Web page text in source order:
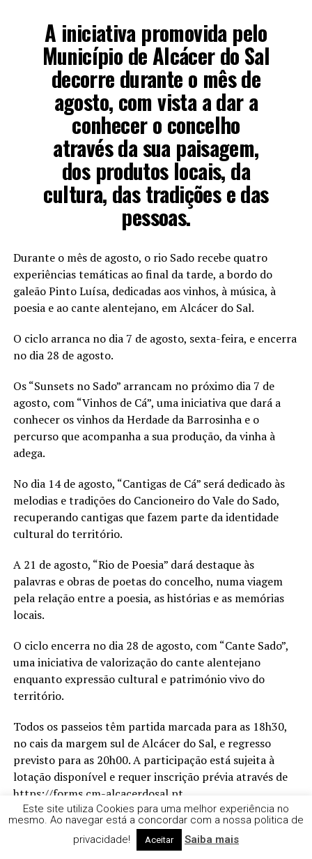
A iniciativa promovida pelo
Município de Alcácer do Sal
decorre durante o mês de
agosto, com vista a dar a
conhecer o concelho
através da sua paisagem,
dos produtos locais, da
cultura, das tradições e das
pessoas.
Durante o mês de agosto, o rio Sado recebe quatro
experiências temáticas ao final da tarde, a bordo do
galeão Pinto Luísa, dedicadas aos vinhos, à música, à
poesia e ao cante alentejano, em Alcácer do Sal.
O ciclo arranca no dia 7 de agosto, sexta-feira, e encerra
no dia 28 de agosto.
Os “Sunsets no Sado” arrancam no próximo dia 7 de
agosto, com “Vinhos de Cá”, uma iniciativa que dará a
conhecer os vinhos da Herdade da Barrosinha e o
percurso que acompanha a sua produção, da vinha à
adega.
No dia 14 de agosto, “Cantigas de Cá” será dedicado às
melodias e tradições do Cancioneiro do Vale do Sado,
recuperando cantigas que fazem parte da identidade
cultural do território.
A 21 de agosto, “Rio de Poesia” dará destaque às
palavras e obras de poetas do concelho, numa viagem
pela relação entre a poesia, as histórias e as memórias
locais.
O ciclo encerra no dia 28 de agosto, com “Cante Sado”,
uma iniciativa de valorização do cante alentejano
enquanto expressão cultural e património vivo do
território.
Todos os passeios têm partida marcada para as 18h30,
no cais da margem sul de Alcácer do Sal, e regresso
previsto para as 20h00. A participação está sujeita à
lotação disponível e requer inscrição prévia através de
https://forms.cm-alcacerdosal. pt
Os “Sunsets no Sado” integram “Cinco Sentidos, Um
Território”, um programa de promoção e valorização
Este site utiliza Cookies para uma melhor experiência no
mesmo. Ao navegar está a concordar com a nossa politica de
privacidade!
Aceitar Saiba mais